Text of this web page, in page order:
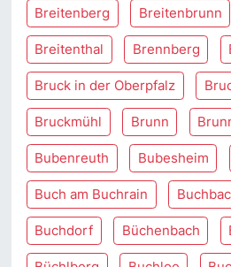
Breitenberg Breitenbrunn
Breitenthal Brennberg
Bruck in der Oberpfalz
Bruckmühl Brunn
Bubenreuth Bubesheim
Buch am Buchrain
Buchdorf Büchenbach